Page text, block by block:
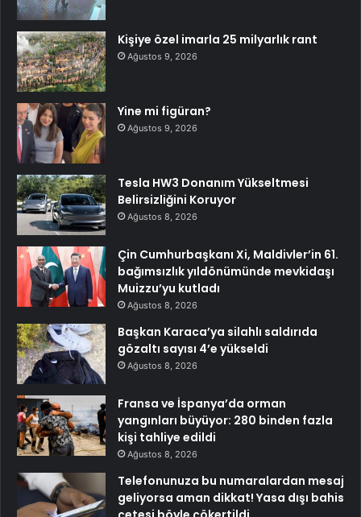
Kişiye özel imarla 25 milyarlık rant
Ağustos 9, 2026
Yine mi figüran?
Ağustos 9, 2026
Tesla HW3 Donanım Yükseltmesi
Belirsizliğini Koruyor
Ağustos 8, 2026
Çin Cumhurbaşkanı Xi, Maldivler’in 61.
bağımsızlık yıldönümünde mevkidaşı
Muizzu’yu kutladı
Ağustos 8, 2026
Başkan Karaca’ya silahlı saldırıda
gözaltı sayısı 4’e yükseldi
Ağustos 8, 2026
Fransa ve İspanya’da orman
yangınları büyüyor: 280 binden fazla
kişi tahliye edildi
Ağustos 8, 2026
Telefonunuza bu numaralardan mesaj
geliyorsa aman dikkat! Yasa dışı bahis